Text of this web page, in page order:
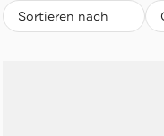
Sortieren nach
Beliebteste